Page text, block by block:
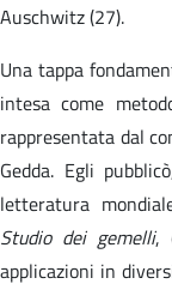
Auschwitz (27).
Una tappa
intesa come
rappresentata dal
Gedda. Egli
letteratura
Studio dei gemelli,
applicazioni in